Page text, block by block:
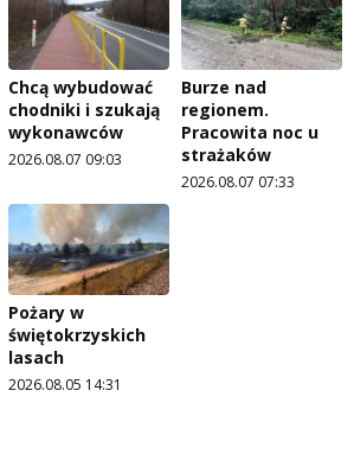
Chcą wybudować
chodniki i szukają
wykonawców
2026.08.07 09:03
Burze nad
regionem.
Pracowita noc u
strażaków
2026.08.07 07:33
Pożary w
świętokrzyskich
lasach
2026.08.05 14:31